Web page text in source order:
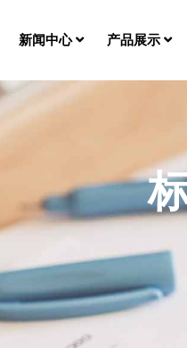
新闻中心 产品展示